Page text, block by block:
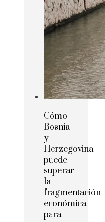
Cómo
Bosnia
y
Herzegovina
puede
superar
la
fragmentación
económica
para